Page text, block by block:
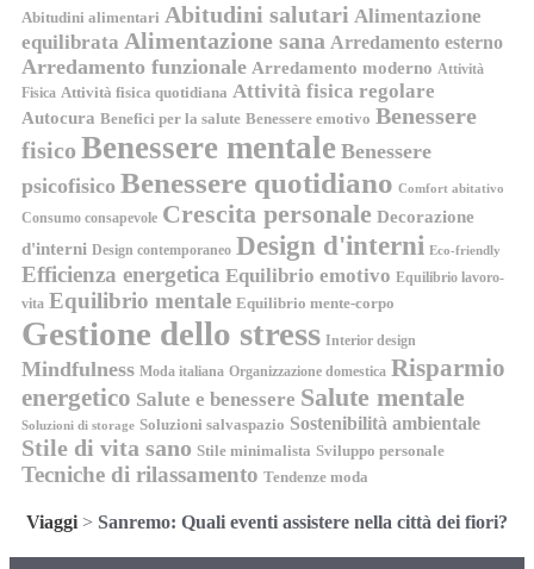
Abitudini alimentari Abitudini salutari Alimentazione
equilibrata Alimentazione sana Arredamento esterno
Arredamento funzionale Arredamento moderno Attività
Fisica Attività fisica quotidiana Attività fisica regolare
Autocura Benefici per la salute Benessere emotivo Benessere
fisico Benessere mentale Benessere
psicofisico Benessere quotidiano Comfort abitativo
Consumo consapevole Crescita personale Decorazione
d'interni Design contemporaneo Design d'interni Eco-friendly
Efficienza energetica Equilibrio emotivo Equilibrio lavoro-
vita Equilibrio mentale Equilibrio mente-corpo
Gestione dello stress Interior design
Mindfulness Moda italiana Organizzazione domestica Risparmio
energetico Salute e benessere Salute mentale
Soluzioni di storage Soluzioni salvaspazio Sostenibilità ambientale
Stile di vita sano Stile minimalista Sviluppo personale
Tecniche di rilassamento Tendenze moda
Viaggi > Sanremo: Quali eventi assistere nella città dei fiori?